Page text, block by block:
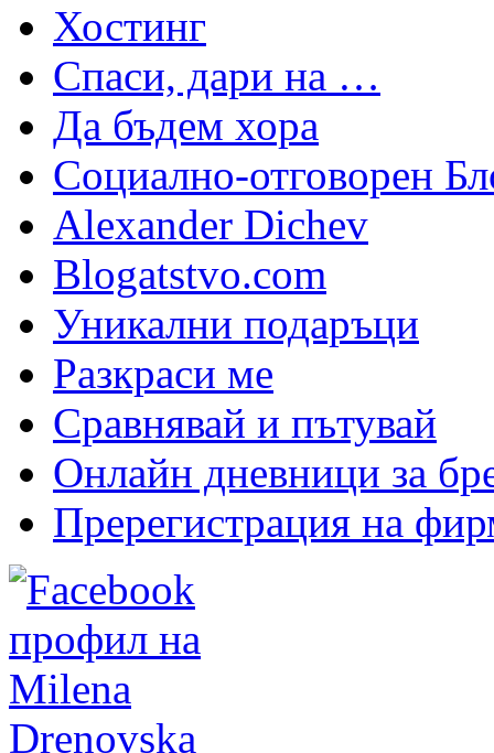
Хостинг
Спаси, дари на …
Да бъдем хора
Социално-отговорен
Alexander Dichev
Blogatstvo.com
Уникални подаръци
Разкраси ме
Сравнявай и пътувай
Онлайн дневници за
Пререгистрация на